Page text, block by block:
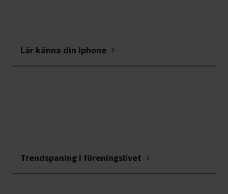
Lär känna din iphone
Trendspaning i föreningslivet